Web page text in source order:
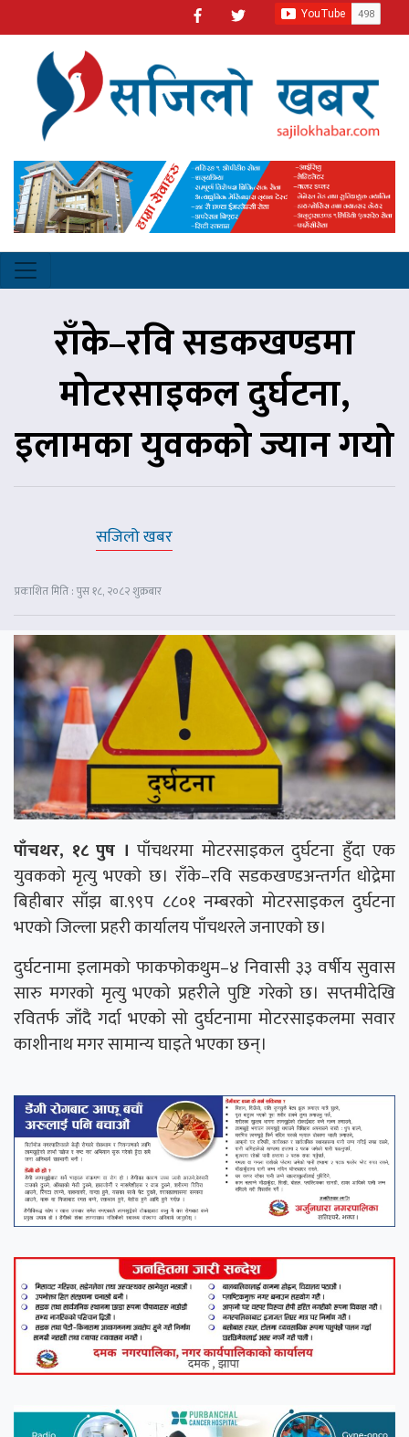
राँके–रवि सडकखण्डमा
मोटरसाइकल दुर्घटना,
इलामका युवकको ज्यान गयो
सजिलो खबर
प्रकाशित मिति : पुस १८, २०८२ शुक्रबार
पाँचथर, १८ पुष । पाँचथरमा मोटरसाइकल दुर्घटना हुँदा एक
युवकको मृत्यु भएको छ। राँके–रवि सडकखण्डअन्तर्गत धोद्रेमा
बिहीबार साँझ बा.९९प ८८०१ नम्बरको मोटरसाइकल दुर्घटना
भएको जिल्ला प्रहरी कार्यालय पाँचथरले जनाएको छ।
दुर्घटनामा इलामको फाकफोकथुम–४ निवासी ३३ वर्षीय सुवास
सारु मगरको मृत्यु भएको प्रहरीले पुष्टि गरेको छ। सप्तमीदेखि
रवितर्फ जाँदै गर्दा भएको सो दुर्घटनामा मोटरसाइकलमा सवार
काशीनाथ मगर सामान्य घाइते भएका छन्।